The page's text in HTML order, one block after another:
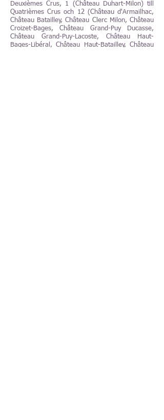
Deuxièmes Crus, 1 (Château Duhart-Milon) till
Quatrièmes Crus och 12 (Château d'Armailhac,
Château Batailley, Château Clerc Milon, Château
Croizet-Bages, Château Grand-Puy Ducasse,
Château Grand-Puy-Lacoste, Château Haut-
Bages-Libéral, Château Haut-Batailley, Château